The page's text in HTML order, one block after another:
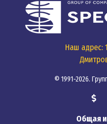
Наш адрес:
© 1991-2026.
Общая